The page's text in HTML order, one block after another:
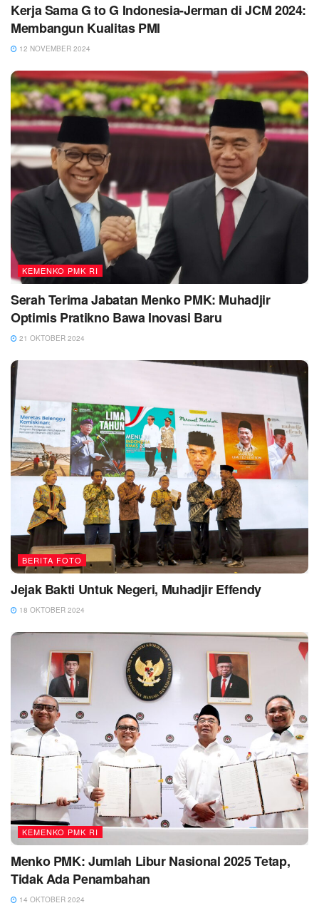
Kerja Sama G to G Indonesia-Jerman di JCM 2024:
Membangun Kualitas PMI
12 NOVEMBER 2024
KEMENKO PMK RI
Serah Terima Jabatan Menko PMK: Muhadjir
Optimis Pratikno Bawa Inovasi Baru
21 OKTOBER 2024
BERITA FOTO
Jejak Bakti Untuk Negeri, Muhadjir Effendy
18 OKTOBER 2024
KEMENKO PMK RI
Menko PMK: Jumlah Libur Nasional 2025 Tetap,
Tidak Ada Penambahan
14 OKTOBER 2024